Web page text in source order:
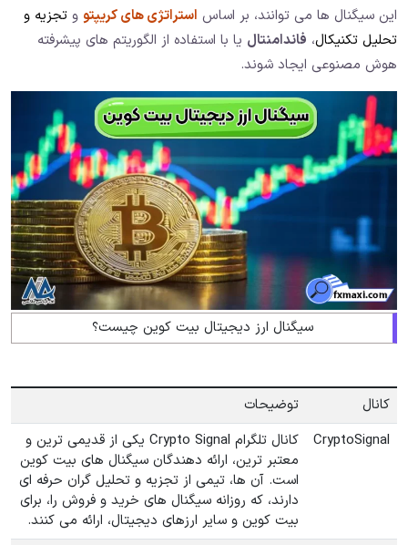
این سیگنال ها می توانند، بر اساس استراتژی های کریپتو و تجزیه و
تحلیل تکنیکال، فاندامنتال یا با استفاده از الگوریتم های پیشرفته
هوش مصنوعی ایجاد شوند.
سیگنال ارز دیجیتال بیت کوین چیست؟
کانال
توضیحات
CryptoSignal
کانال تلگرام Crypto Signal یکی از قدیمی ترین و
معتبر ترین، ارائه دهندگان سیگنال های بیت کوین
است. آن ها، تیمی از تجزیه و تحلیل گران حرفه ای
دارند، که روزانه سیگنال های خرید و فروش را، برای
بیت کوین و سایر ارزهای دیجیتال، ارائه می کنند.